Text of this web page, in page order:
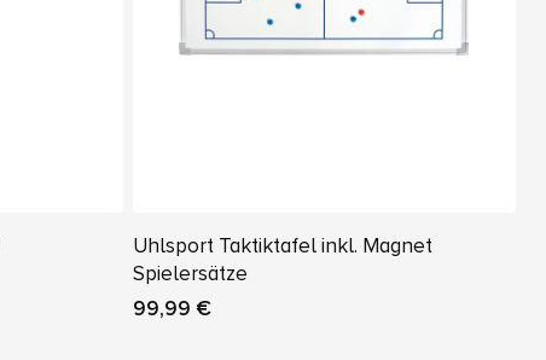
Uhlsport Taktiktafel inkl. Magnet
Spielersätze
99,99 €